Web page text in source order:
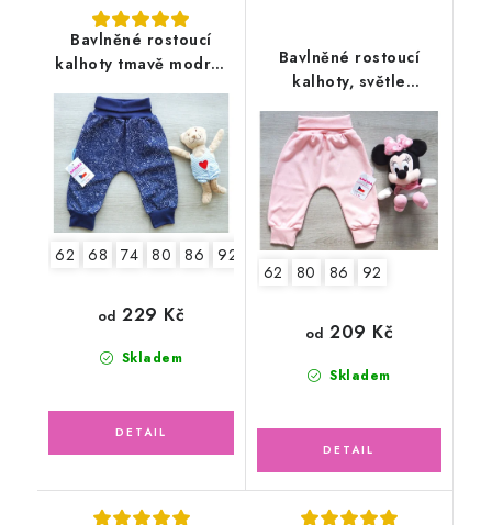
Bavlněné rostoucí
kalhoty tmavě modré,
mořský svět
62 68 74 80 86 92 98 104
Skladem
od 229 Kč
Bavlněné rostoucí
kalhoty, světle
lososové
62 80 86 92
Skladem
od 209 Kč